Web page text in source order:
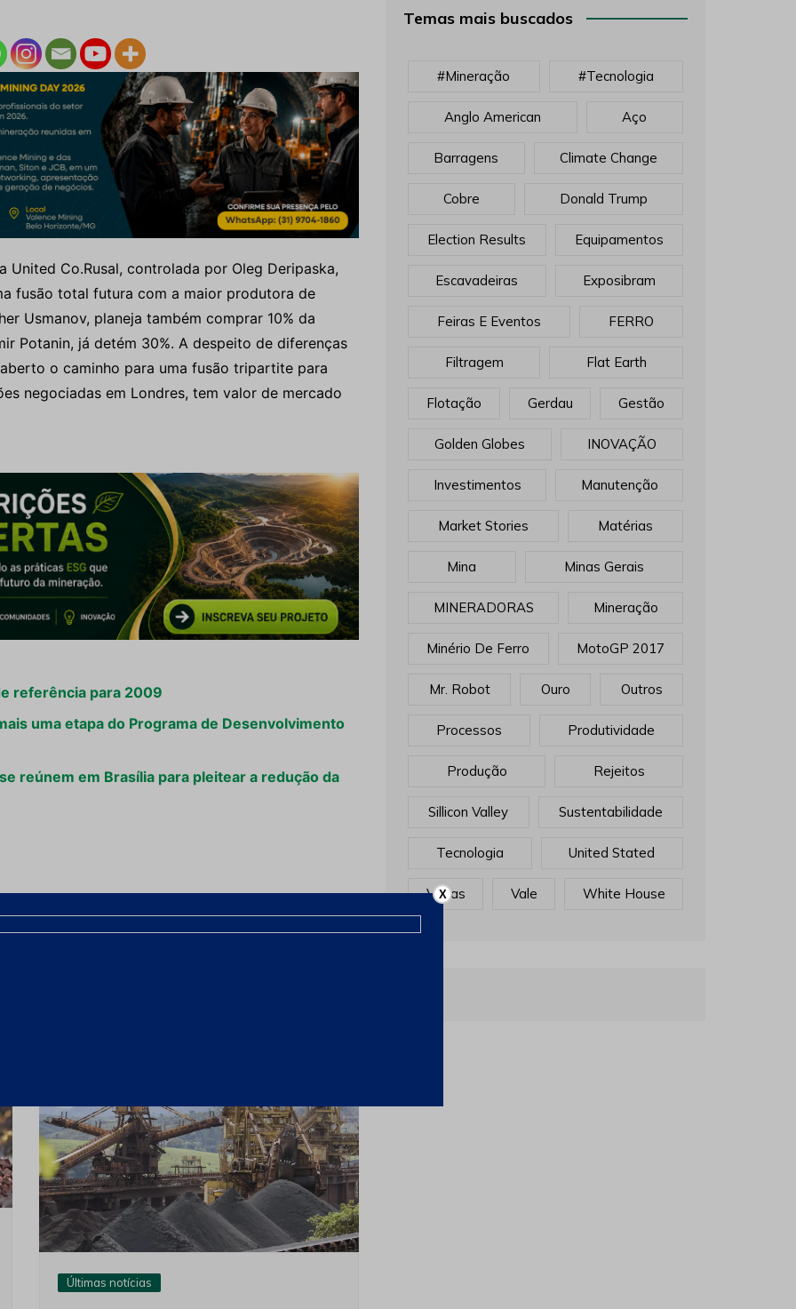
Co.Rusal, controlada por Oleg Deripaska,
fusão total futura com a maior produtora de
Usmanov, planeja também comprar 10% da
Potanin, já detém 30%. A despeito de diferenças
o caminho para uma fusão tripartite para
negociadas em Londres, tem valor de mercado
referência para 2009
uma etapa do Programa de Desenvolvimento
reúnem em Brasília para pleitear a redução da
Últimas notícias
Temas mais buscados
#mineração #tecnologia
Anglo American Aço
Barragens Climate Change
Cobre Donald Trump
Election Results Equipamentos
Escavadeiras Exposibram
Feiras E Eventos FERRO
Filtragem Flat Earth
Flotação Gerdau Gestão
Golden Globes INOVAÇÃO
Investimentos Manutenção
Market Stories Matérias
Mina Minas Gerais
MINERADORAS Mineração
Minério De Ferro MotoGP 2017
Mr. Robot Ouro Outros
Processos Produtividade
Produção Rejeitos
Sillicon Valley Sustentabilidade
Tecnologia United Stated
Vagas Vale White House
X